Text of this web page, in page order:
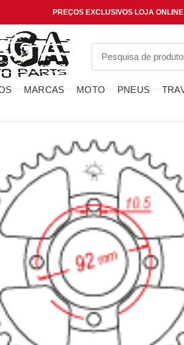
PREÇOS EXCLUSIVOS LOJA ONLINE
MARCAS MOTO PNEUS